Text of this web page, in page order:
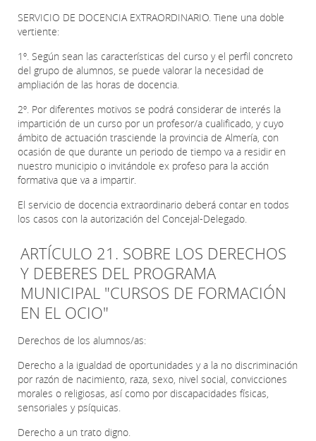
SERVICIO DE DOCENCIA EXTRAORDINARIO. Tiene una doble
vertiente:
1º. Según sean las características del curso y el perfil concreto
del grupo de alumnos, se puede valorar la necesidad de
ampliación de las horas de docencia.
2º. Por diferentes motivos se podrá considerar de interés la
impartición de un curso por un profesor/a cualificado, y cuyo
ámbito de actuación trasciende la provincia de Almería, con
ocasión de que durante un periodo de tiempo va a residir en
nuestro municipio o invitándole ex profeso para la acción
formativa que va a impartir.
El servicio de docencia extraordinario deberá contar en todos
los casos con la autorización del Concejal-Delegado.
ARTÍCULO 21. SOBRE LOS DERECHOS
Y DEBERES DEL PROGRAMA
MUNICIPAL "CURSOS DE FORMACIÓN
EN EL OCIO"
Derechos de los alumnos/as:
Derecho a la igualdad de oportunidades y a la no discriminación
por razón de nacimiento, raza, sexo, nivel social, convicciones
morales o religiosas, así como por discapacidades físicas,
sensoriales y psíquicas.
Derecho a un trato digno.